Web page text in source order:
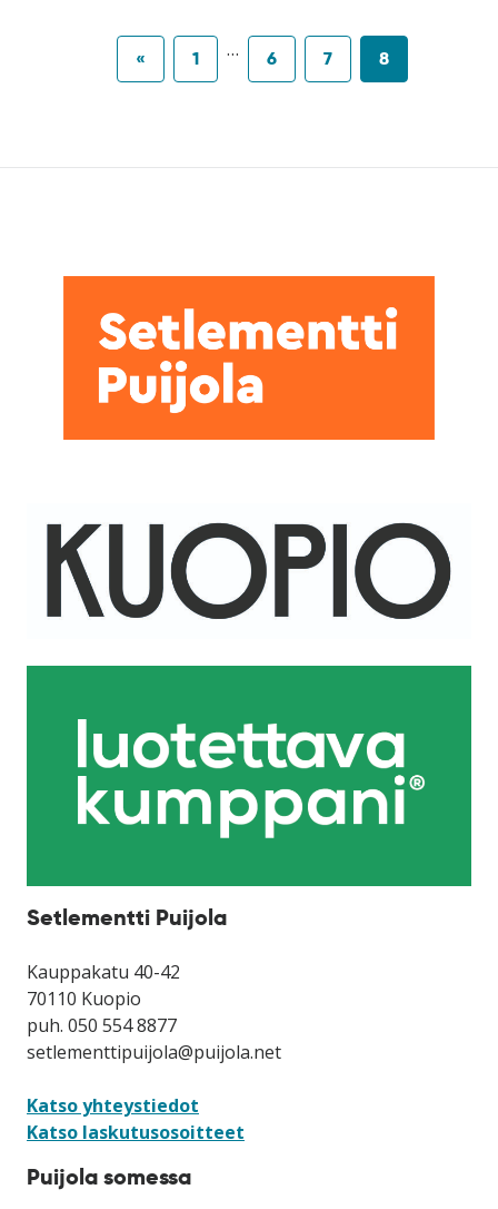
« 1 … 6 7 8
Setlementti Puijola
Kauppakatu 40-42
70110 Kuopio
puh. 050 554 8877
setlementtipuijola@puijola.net
Katso yhteystiedot
Katso laskutusosoitteet
Puijola somessa